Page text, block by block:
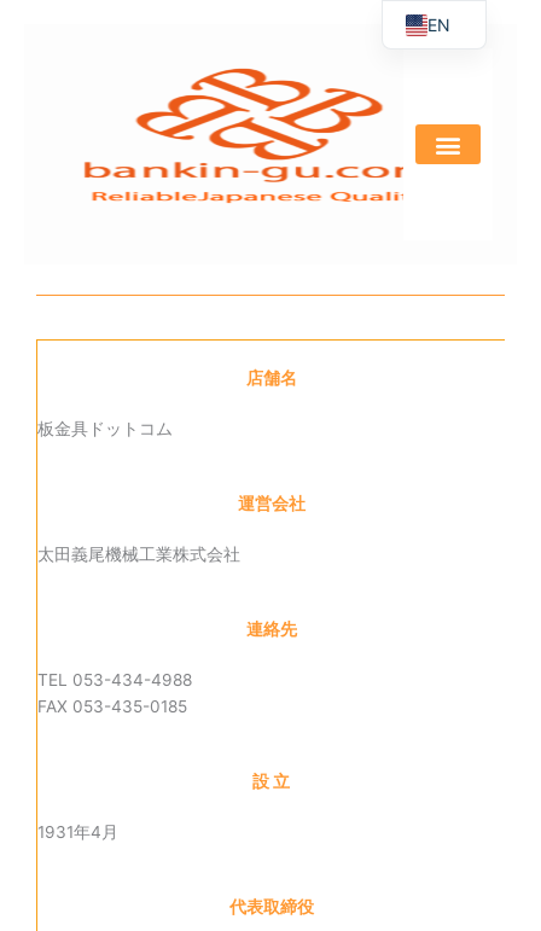
店舗名
板金具ドットコム
運営会社
太田義尾機械工業株式会社
連絡先
TEL 053-434-4988
FAX 053-435-0185
設 立
1931年4月
代表取締役
EN